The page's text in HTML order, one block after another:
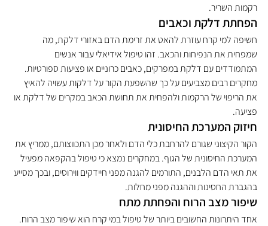
רקמות השריר.
הפחתת דלקת וכאבים
חשיפה למי קרח עוזרת להאט את זרימת הדם באזורי דלקת, מה
שמפחית את הנפיחות והכאב. זהו טיפול אידיאלי עבור אנשים
המתמודדים עם דלקת במפרקים, כאבים כרוניים או פציעות ספורטיות.
מחקרים רבים מצביעים על כך שהשפעת הקור על דלקות עשויה להאיץ
את הריפוי של הרקמות ולהפחית את תחושת הכאב במקרים של דלקת או
פציעה.
חיזוק המערכת החיסונית
הקור הקיצוני שגורם להרחבת כלי הדם ולאחר מכן התכווצותם, ממריץ את
המערכת החיסונית של הגוף. במחקרים נמצא כי טיפול בהקפאה מפעיל
את תאי הדם הלבנים, התורמים להגנה מפני חיידקים ווירוסים, ובכך מסייע
בהגברת החסינות וההגנה מפני מחלות.
שיפור מצב הרוח והפחתת מתח
אחד היתרונות החשובים ביותר של טיפול במי קרח הוא שיפור מצב הרוח.